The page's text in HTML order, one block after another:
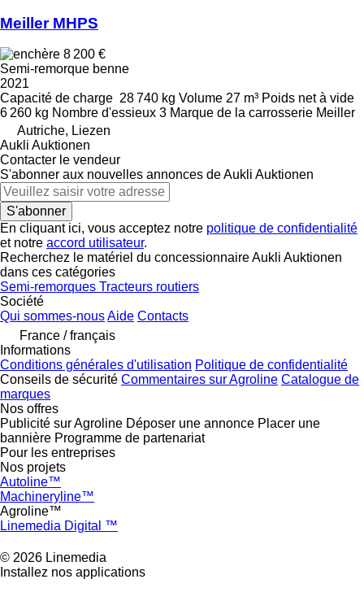
Meiller MHPS
8 200 €
Semi-remorque benne
2021
Capacité de charge 28 740 kg Volume 27 m³ Poids net à vide
6 260 kg Nombre d'essieux 3 Marque de la carrosserie Meiller
Autriche, Liezen
Aukli Auktionen
Contacter le vendeur
S'abonner aux nouvelles annonces de Aukli Auktionen
S'abonner
En cliquant ici, vous acceptez notre politique de confidentialité
et notre accord utilisateur.
Recherchez le matériel du concessionnaire Aukli Auktionen
dans ces catégories
Semi-remorques Tracteurs routiers
Société
Qui sommes-nousAide Contacts
France / français
Informations
Conditions générales d'utilisation Politique de confidentialité
Conseils de sécurité Commentaires sur Agroline Catalogue de
marques
Nos offres
Publicité sur Agroline Déposer une annonce Placer une
bannière Programme de partenariat
Pour les entreprises
Nos projets
Autoline™
Machineryline™
Agroline™
Linemedia Digital ™
© 2026 Linemedia
Installez nos applications